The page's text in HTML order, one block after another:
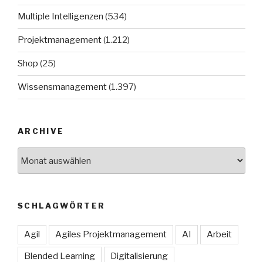
Multiple Intelligenzen (534)
Projektmanagement(1.212)
Shop (25)
Wissensmanagement(1.397)
ARCHIVE
SCHLAGWÖRTER
Agil Agiles Projektmanagement AI Arbeit
Blended Learning Digitalisierung